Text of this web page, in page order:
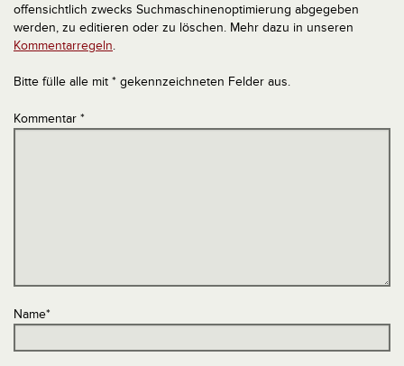
offensichtlich zwecks Suchmaschinenoptimierung abgegeben
werden, zu editieren oder zu löschen. Mehr dazu in unseren
Kommentarregeln.
Bitte fülle alle mit * gekennzeichneten Felder aus.
Kommentar *
Name*